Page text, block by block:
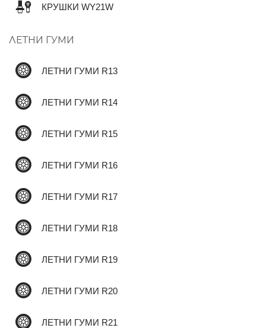
КРУШКИ WY21W
ЛЕТНИ ГУМИ
ЛЕТНИ ГУМИ R13
ЛЕТНИ ГУМИ R14
ЛЕТНИ ГУМИ R15
ЛЕТНИ ГУМИ R16
ЛЕТНИ ГУМИ R17
ЛЕТНИ ГУМИ R18
ЛЕТНИ ГУМИ R19
ЛЕТНИ ГУМИ R20
ЛЕТНИ ГУМИ R21